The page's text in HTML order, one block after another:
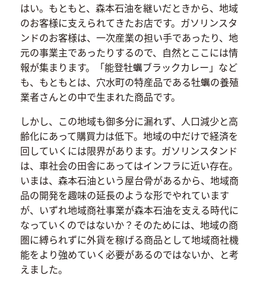
はい。もともと、森本石油を継いだときから、地域
のお客様に支えられてきたお店です。ガソリンスタ
ンドのお客様は、一次産業の担い手であったり、地
元の事業主であったりするので、自然とここには情
報が集まります。「能登牡蠣ブラックカレー」など
も、もともとは、穴水町の特産品である牡蠣の養殖
業者さんとの中で生まれた商品です。
しかし、この地域も御多分に漏れず、人口減少と高
齢化にあって購買力は低下。地域の中だけで経済を
回していくには限界があります。ガソリンスタンド
は、車社会の田舎にあってはインフラに近い存在。
いまは、森本石油という屋台骨があるから、地域商
品の開発を趣味の延長のような形でやれています
が、いずれ地域商社事業が森本石油を支える時代に
なっていくのではないか？そのためには、地域の商
圏に縛られずに外貨を稼げる商品として地域商社機
能をより強めていく必要があるのではないか、と考
えました。